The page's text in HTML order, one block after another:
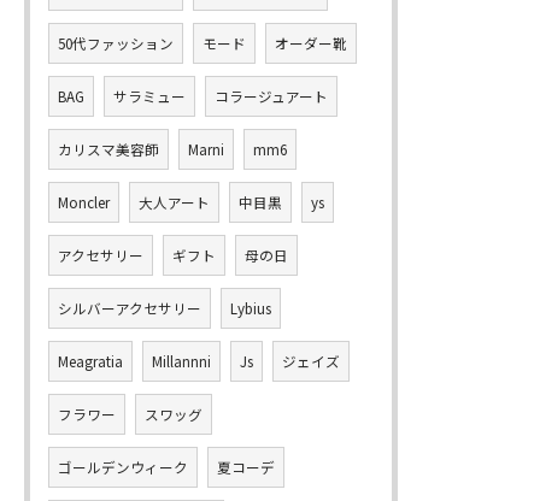
50代ファッション モード オーダー靴
BAG サラミュー コラージュアート
カリスマ美容師 Marni mm6
Moncler 大人アート 中目黒 ys
アクセサリー ギフト 母の日
シルバーアクセサリー Lybius
Meagratia Millannni Js ジェイズ
フラワー スワッグ
ゴールデンウィーク 夏コーデ